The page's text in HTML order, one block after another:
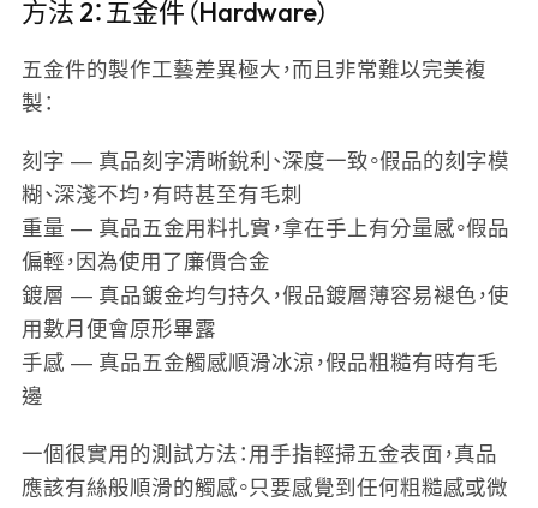
方法 2：五金件（Hardware）
五金件的製作工藝差異極大，而且非常難以完美複
製：
刻字 — 真品刻字清晰銳利、深度一致。假品的刻字模
糊、深淺不均，有時甚至有毛刺
重量 — 真品五金用料扎實，拿在手上有分量感。假品
偏輕，因為使用了廉價合金
鍍層 — 真品鍍金均勻持久，假品鍍層薄容易褪色，使
用數月便會原形畢露
手感 — 真品五金觸感順滑冰涼，假品粗糙有時有毛
邊
一個很實用的測試方法：用手指輕掃五金表面，真品
應該有絲般順滑的觸感。只要感覺到任何粗糙感或微